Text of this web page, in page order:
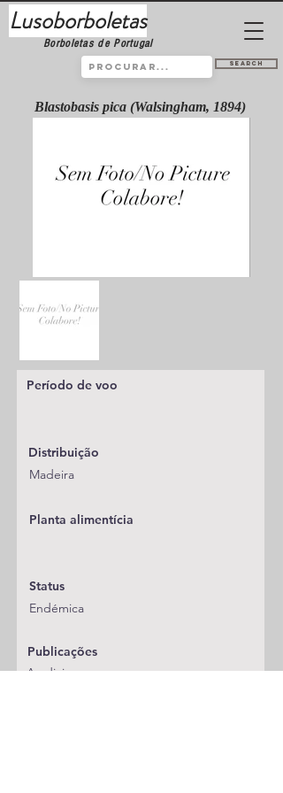
Lusoborboletas
Borboletas de Portugal
Search
Blastobasis pica (Walsingham, 1894)
Período de voo
Distribuição
Madeira
Planta alimentícia
Status
Endémica
Publicações
A adicionar